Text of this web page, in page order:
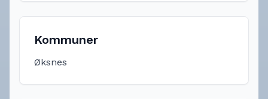
Kommuner
Øksnes